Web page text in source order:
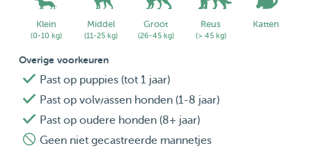
en zich veilig te voelen.
Ik begrijp hoe belangrijk het is om met een gerust gevoel
weg te gaan. Daarom stuur ik tijdens de opvang graag
foto’s en korte updates, zodat je altijd weet hoe het met je
huisdier gaat.
Klein
(0-10 kg)
Middel
(11-25 kg)
Groot
(26-45 kg)
Reus
(> 45 kg)
Katten
Overige voorkeuren
Past op puppies (tot 1 jaar)
Past op volwassen honden (1-8 jaar)
Past op oudere honden (8+ jaar)
Geen niet gecastreerde mannetjes